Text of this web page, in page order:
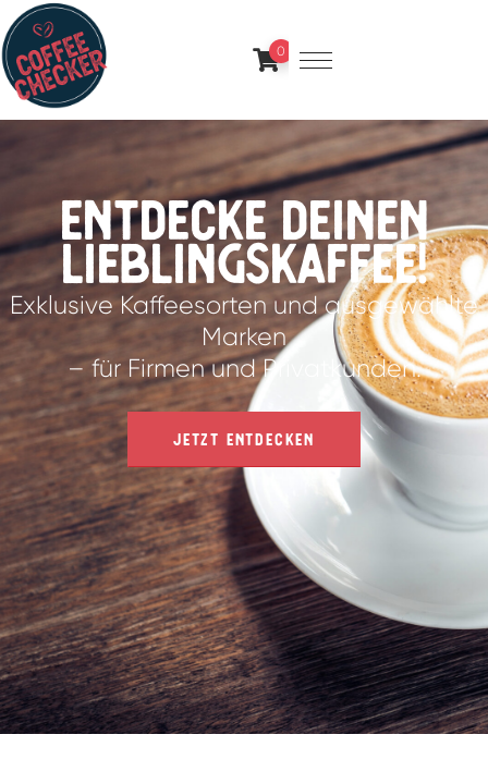
0
Entdecke deinen
Lieblingskaffee!
Exklusive Kaffeesorten und ausgewählte
Marken
– für Firmen und Privatkunden.
JETZT ENTDECKEN